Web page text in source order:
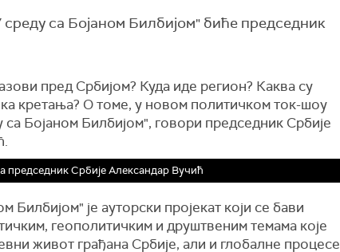
са Бојаном Билбијом" биће председник
пред Србијом? Куда иде регион? Каква су
кретања? О томе, у новом политичком ток-шоу
са Бојаном Билбијом", говори председник Србије
председник Србије Александар Вучић
Билбијом" је ауторски пројекат који се бави
геополитичким и друштвеним темама које
живот грађана Србије, али и глобалне процесе